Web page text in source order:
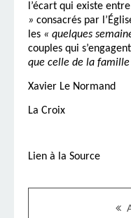
l’écart qui existe
» consacrés par
les « quelques
couples qui
que celle de la famille
Xavier Le Normand
La Croix
Lien à la Source